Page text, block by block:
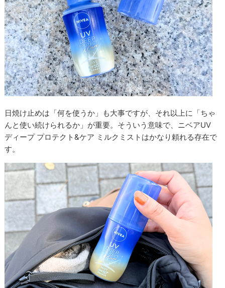
日焼け止めは「何を使うか」も大事ですが、それ以上に「ちゃ
んと使い続けられるか」が重要。そういう意味で、ニベアUV
ディープ プロテクト&ケア ミルクミストはかなり頼れる存在で
す。